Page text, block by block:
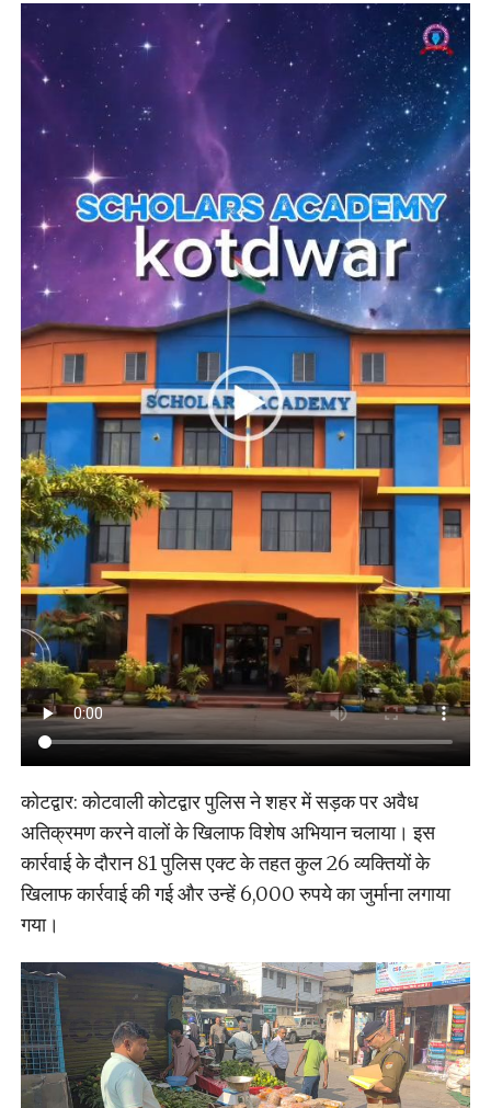
कोटद्वार: कोटवाली कोटद्वार पुलिस ने शहर में सड़क पर अवैध
अतिक्रमण करने वालों के खिलाफ विशेष अभियान चलाया। इस
कार्रवाई के दौरान 81 पुलिस एक्ट के तहत कुल 26 व्यक्तियों के
खिलाफ कार्रवाई की गई और उन्हें 6,000 रुपये का जुर्माना लगाया
गया।